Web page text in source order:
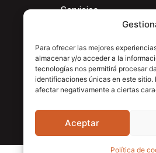
Para ofrecer las mejores
almacenar y/o acceder a la
tecnologías nos permitirá procesar
identificaciones únicas en este
afectar negativamente a ciertas
Aceptar
Política de
Servicios
Newsletter
Descargas
Contacto
Centro de ayuda